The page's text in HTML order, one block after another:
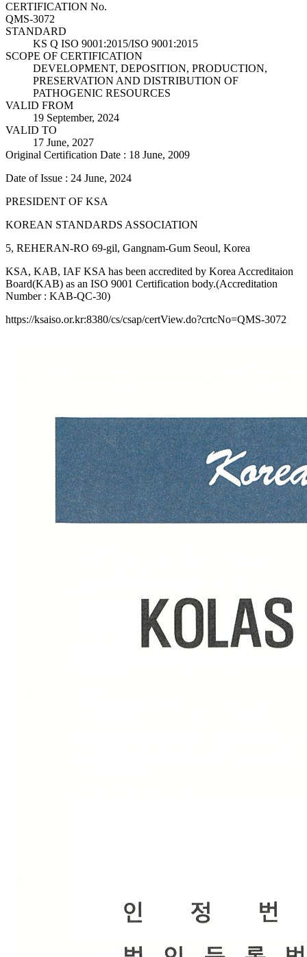
CERTIFICATION No.
QMS-3072
STANDARD
KS Q ISO 9001:2015/ISO 9001:2015
SCOPE OF CERTIFICATION
DEVELOPMENT, DEPOSITION, PRODUCTION,
PRESERVATION AND DISTRIBUTION OF
PATHOGENIC RESOURCES
VALID FROM
19 September, 2024
VALID TO
17 June, 2027
Original Certification Date : 18 June, 2009
Date of Issue : 24 June, 2024
PRESIDENT OF KSA
KOREAN STANDARDS ASSOCIATION
5, REHERAN-RO 69-gil, Gangnam-Gum Seoul, Korea
KSA, KAB, IAF KSA has been accredited by Korea Accreditaion
Board(KAB) as an ISO 9001 Certification body.(Accreditation
Number : KAB-QC-30)
https://ksaiso.or.kr:8380/cs/csap/certView.do?crtcNo=QMS-3072